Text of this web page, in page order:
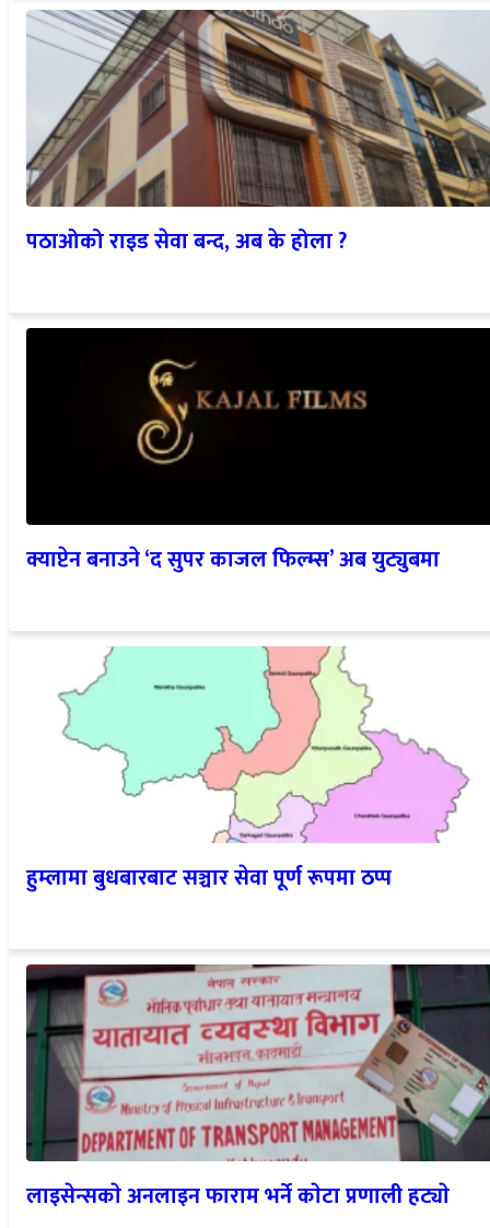
पठाओको राइड सेवा बन्द, अब के होला ?
क्याप्टेन बनाउने ‘द सुपर काजल फिल्म्स’ अब युट्युबमा
हुम्लामा बुधबारबाट सञ्चार सेवा पूर्ण रूपमा ठप्प
लाइसेन्सकाे अनलाइन फाराम भर्ने काेटा प्रणाली हट्याे